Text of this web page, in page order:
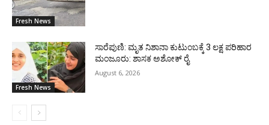
Fresh News
Fresh News
ಸಾರೆಪುಣಿ: ಮೃತ ನಿಶಾನಾ ಕುಟುಂಬಕ್ಕೆ 3 ಲಕ್ಷ ಪರಿಹಾರ
ಮಂಜೂರು: ಶಾಸಕ ಅಶೋಕ್ ರೈ
August 6, 2026